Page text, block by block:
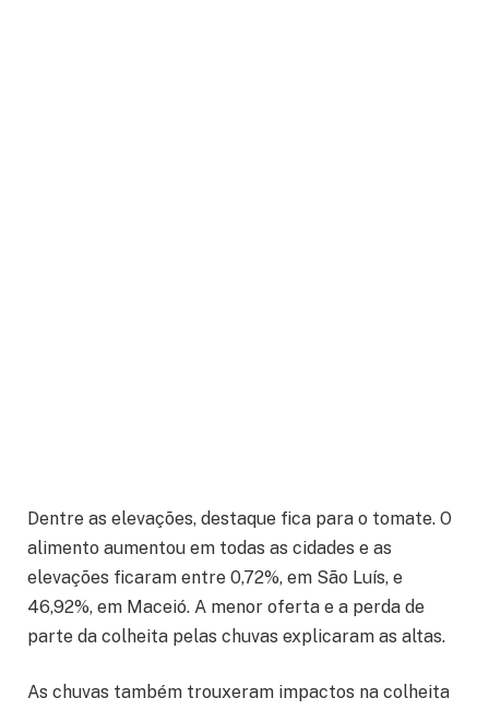
Dentre as elevações, destaque fica para o tomate. O
alimento aumentou em todas as cidades e as
elevações ficaram entre 0,72%, em São Luís, e
46,92%, em Maceió. A menor oferta e a perda de
parte da colheita pelas chuvas explicaram as altas.
As chuvas também trouxeram impactos na colheita